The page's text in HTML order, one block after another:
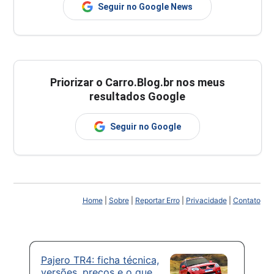
Seguir no Google News
Priorizar o Carro.Blog.br nos meus
resultados Google
Seguir no Google
Home| Sobre| Reportar Erro| Privacidade| Contato
Pajero TR4: ficha técnica,